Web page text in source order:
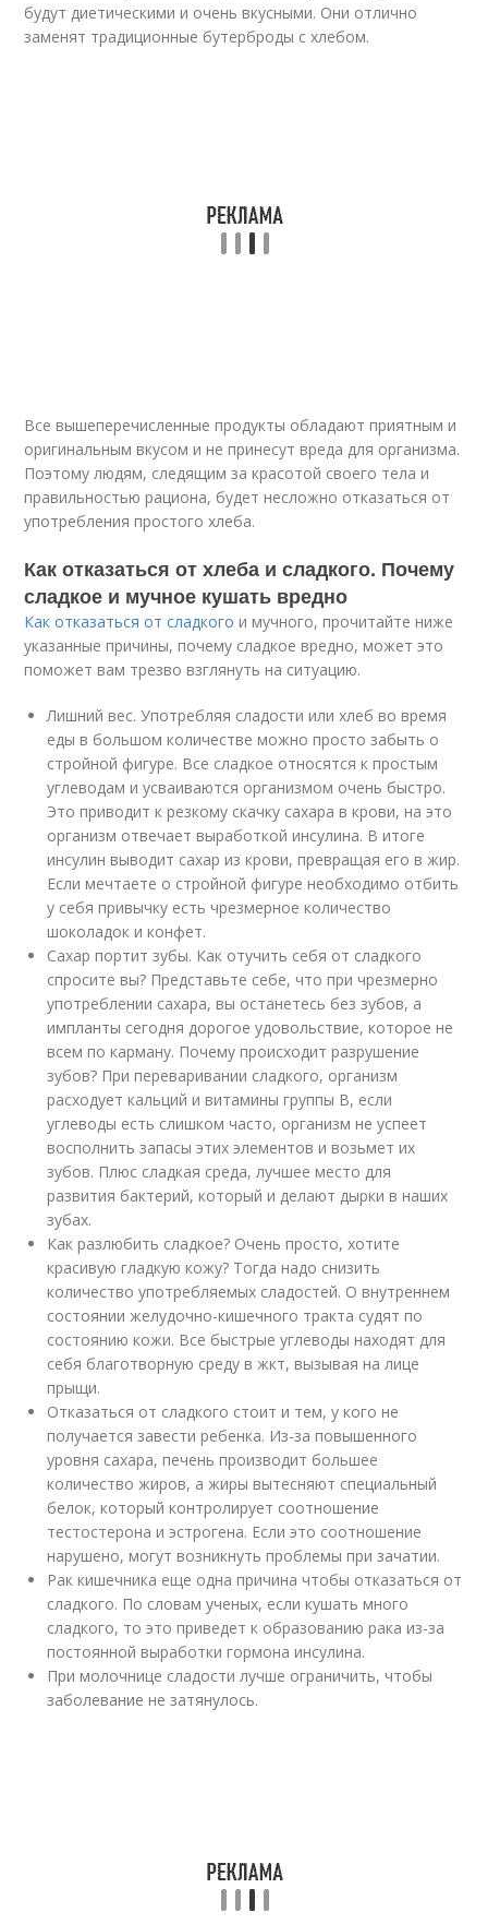
будут диетическими и очень вкусными. Они отлично
заменят традиционные бутерброды с хлебом.
Все вышеперечисленные продукты обладают приятным и
оригинальным вкусом и не принесут вреда для организма.
Поэтому людям, следящим за красотой своего тела и
правильностью рациона, будет несложно отказаться от
употребления простого хлеба.
Как отказаться от хлеба и сладкого. Почему
сладкое и мучное кушать вредно
Как отказаться от сладкого и мучного, прочитайте ниже
указанные причины, почему сладкое вредно, может это
поможет вам трезво взглянуть на ситуацию.
Лишний вес. Употребляя сладости или хлеб во время
еды в большом количестве можно просто забыть о
стройной фигуре. Все сладкое относятся к простым
углеводам и усваиваются организмом очень быстро.
Это приводит к резкому скачку сахара в крови, на это
организм отвечает выработкой инсулина. В итоге
инсулин выводит сахар из крови, превращая его в жир.
Если мечтаете о стройной фигуре необходимо отбить
у себя привычку есть чрезмерное количество
шоколадок и конфет.
Сахар портит зубы. Как отучить себя от сладкого
спросите вы? Представьте себе, что при чрезмерно
употреблении сахара, вы останетесь без зубов, а
импланты сегодня дорогое удовольствие, которое не
всем по карману. Почему происходит разрушение
зубов? При переваривании сладкого, организм
расходует кальций и витамины группы В, если
углеводы есть слишком часто, организм не успеет
восполнить запасы этих элементов и возьмет их
зубов. Плюс сладкая среда, лучшее место для
развития бактерий, который и делают дырки в наших
зубах.
Как разлюбить сладкое? Очень просто, хотите
красивую гладкую кожу? Тогда надо снизить
количество употребляемых сладостей. О внутреннем
состоянии желудочно-кишечного тракта судят по
состоянию кожи. Все быстрые углеводы находят для
себя благотворную среду в жкт, вызывая на лице
прыщи.
Отказаться от сладкого стоит и тем, у кого не
получается завести ребенка. Из-за повышенного
уровня сахара, печень производит большее
количество жиров, а жиры вытесняют специальный
белок, который контролирует соотношение
тестостерона и эстрогена. Если это соотношение
нарушено, могут возникнуть проблемы при зачатии.
Рак кишечника еще одна причина чтобы отказаться от
сладкого. По словам ученых, если кушать много
сладкого, то это приведет к образованию рака из-за
постоянной выработки гормона инсулина.
При молочнице сладости лучше ограничить, чтобы
заболевание не затянулось.